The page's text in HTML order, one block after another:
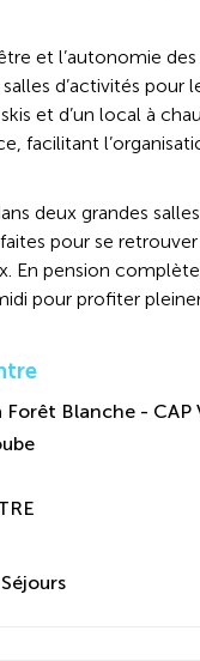
et l’autonomie
d’activités pour
et d’un local à
facilitant
deux grandes
pour se
En pension
pour profiter
Blanche - CAP